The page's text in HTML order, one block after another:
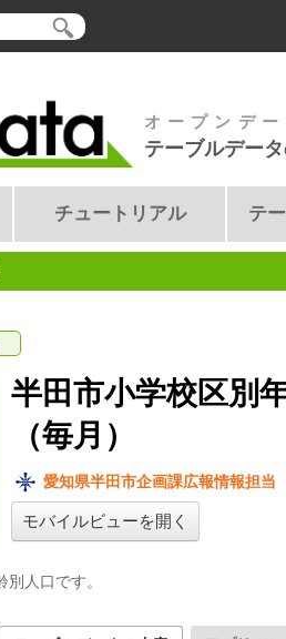
オープンデ
テーブルデー
チュートリアル テ
半田市小学校区別
（毎月）
愛知県半田市企画課広報情報担当
モバイルビューを開く
人口です。